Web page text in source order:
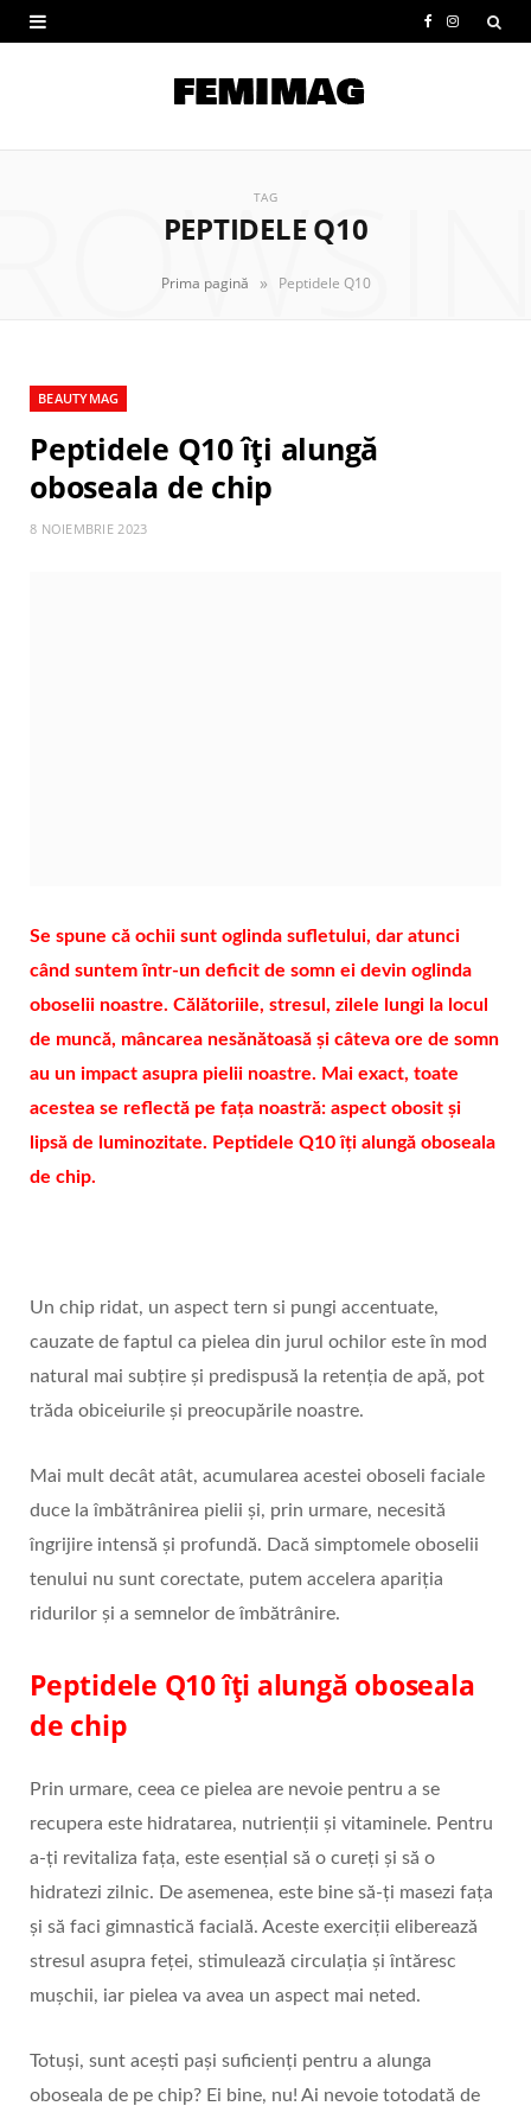
e
I
t
TAG
PEPTIDELE Q10
Prima pagină » Peptidele Q10
BEAUTYMAG
Peptidele Q10 îți alungă
oboseala de chip
8 NOIEMBRIE 2023
Se spune că ochii sunt oglinda sufletului, dar atunci
când suntem într-un deficit de somn ei devin oglinda
oboselii noastre. Călătoriile, stresul, zilele lungi la locul
de muncă, mâncarea nesănătoasă și câteva ore de somn
au un impact asupra pielii noastre. Mai exact, toate
acestea se reflectă pe fața noastră: aspect obosit și
lipsă de luminozitate. Peptidele Q10 îți alungă oboseala
de chip.
Un chip ridat, un aspect tern si pungi accentuate,
cauzate de faptul ca pielea din jurul ochilor este în mod
natural mai subțire și predispusă la retenția de apă, pot
trăda obiceiurile și preocupările noastre.
Mai mult decât atât, acumularea acestei oboseli faciale
duce la îmbătrânirea pielii și, prin urmare, necesită
îngrijire intensă și profundă. Dacă simptomele oboselii
tenului nu sunt corectate, putem accelera apariția
ridurilor și a semnelor de îmbătrânire.
Peptidele Q10 îți alungă oboseala
de chip
Prin urmare, ceea ce pielea are nevoie pentru a se
recupera este hidratarea, nutrienții și vitaminele. Pentru
a-ți revitaliza fața, este esențial să o cureți și să o
hidratezi zilnic. De asemenea, este bine să-ți masezi fața
și să faci gimnastică facială. Aceste exerciții eliberează
stresul asupra feței, stimulează circulația și întăresc
mușchii, iar pielea va avea un aspect mai neted.
Totuși, sunt acești pași suficienți pentru a alunga
oboseala de pe chip? Ei bine, nu! Ai nevoie totodată de